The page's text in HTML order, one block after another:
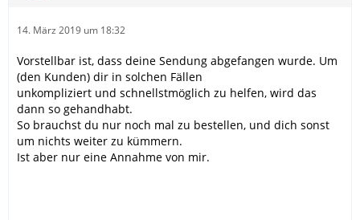
14. März 2019 um 18:32
Vorstellbar ist, dass deine Sendung abgefangen wurde. Um
(den Kunden) dir in solchen Fällen
unkompliziert und schnellstmöglich zu helfen, wird das
dann so gehandhabt.
So brauchst du nur noch mal zu bestellen, und dich sonst
um nichts weiter zu kümmern.
Ist aber nur eine Annahme von mir.